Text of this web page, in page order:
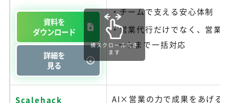
資料を
ダウンロード
詳細を
見る
チームで支える安心体制
営業代行だけでなく、営業
ートまで一括対応
Scalehack
AI×営業の力で成果をあげる
横スクロールでき
ます